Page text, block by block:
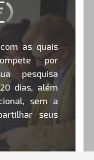
as quais
por
pesquisa
dias, além
sem a
seus